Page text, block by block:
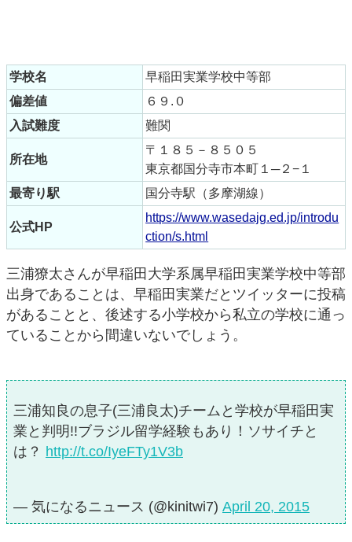
学校名
早稲田実業学校中等部
偏差値
６９.０
入試難度
難関
所在地
〒１８５－８５０５
東京都国分寺市本町１─２−１
最寄り駅
国分寺駅（多摩湖線）
公式HP
https://www.wasedajg.ed.jp/introdu
ction/s.html
三浦獠太さんが早稲田大学系属早稲田実業学校中等部
出身であることは、早稲田実業だとツイッターに投稿
があることと、後述する小学校から私立の学校に通っ
ていることから間違いないでしょう。
三浦知良の息子(三浦良太)チームと学校が早稲田実
業と判明!!ブラジル留学経験もあり！ソサイチと
は？ http://t.co/IyeFTy1V3b
— 気になるニュース (@kinitwi7) April 20, 2015